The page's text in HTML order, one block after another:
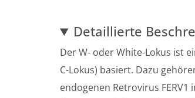
Detaillierte
Der W- oder White-Lokus ist
C-Lokus) basiert. Dazu
endogenen Retrovirus